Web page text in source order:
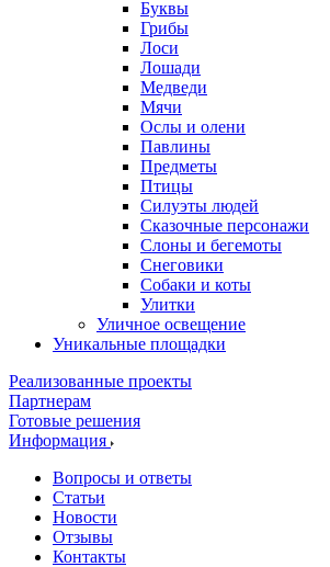
Буквы
Грибы
Лоси
Лошади
Медведи
Мячи
Ослы и олени
Павлины
Предметы
Птицы
Силуэты людей
Сказочные персонажи
Слоны и бегемоты
Снеговики
Собаки и коты
Улитки
Уличное освещение
Уникальные площадки
Реализованные проекты
Партнерам
Готовые решения
Информация
Вопросы и ответы
Статьи
Новости
Отзывы
Контакты